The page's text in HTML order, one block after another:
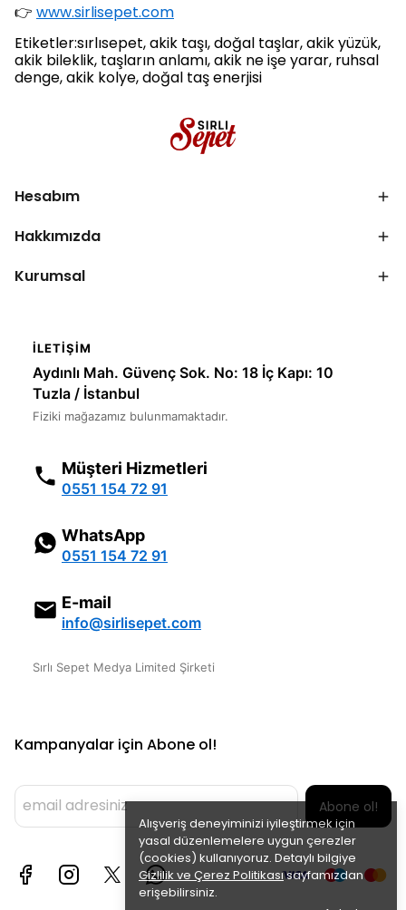
Alışveriş deneyiminizi iyileştirmek için
yasal düzenlemelere uygun çerezler
(cookies) kullanıyoruz. Detaylı bilgiye
Gizlilik ve Çerez Politikasısayfamızdan
erişebilirsiniz.
👉 www.sirlisepet.com
Etiketler:sırlısepet, akik taşı, doğal taşlar, akik yüzük,
akik bileklik, taşların anlamı, akik ne işe yarar, ruhsal
denge, akik kolye, doğal taş enerjisi
Hesabım
Hakkımızda
Kurumsal
İLETIŞIM
Aydınlı Mah. Güvenç Sok. No: 18 İç Kapı: 10
Tuzla / İstanbul
Fiziki mağazamız bulunmamaktadır.
Müşteri Hizmetleri
0551 154 72 91
WhatsApp
0551 154 72 91
E-mail
info@sirlisepet.com
Sırlı Sepet Medya Limited Şirketi
Kampanyalar için Abone ol!
Abone ol!